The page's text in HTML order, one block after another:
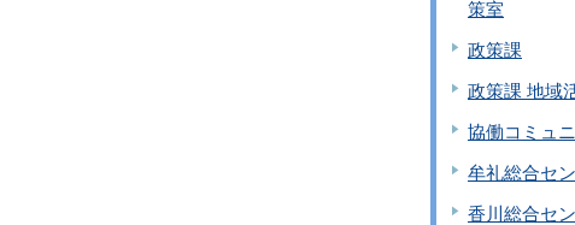
策室
政策課
政策課 地域
協働コミュ
牟礼総合セ
香川総合セ